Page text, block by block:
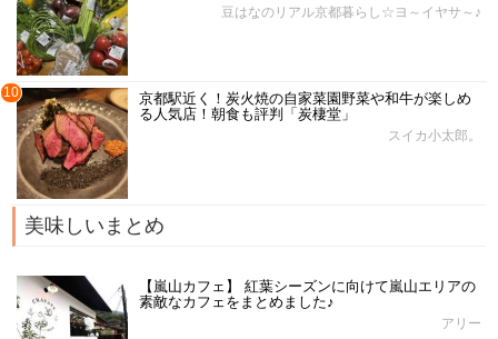
豆はなのリアル京都暮らし☆ヨ～イヤサ～♪
10
京都駅近く！炭火焼の自家菜園野菜や和牛が楽しめ
る人気店！朝食も評判「炭棲堂」
スイカ小太郎。
美味しいまとめ
【嵐山カフェ】 紅葉シーズンに向けて嵐山エリアの
素敵なカフェをまとめました♪
アリー